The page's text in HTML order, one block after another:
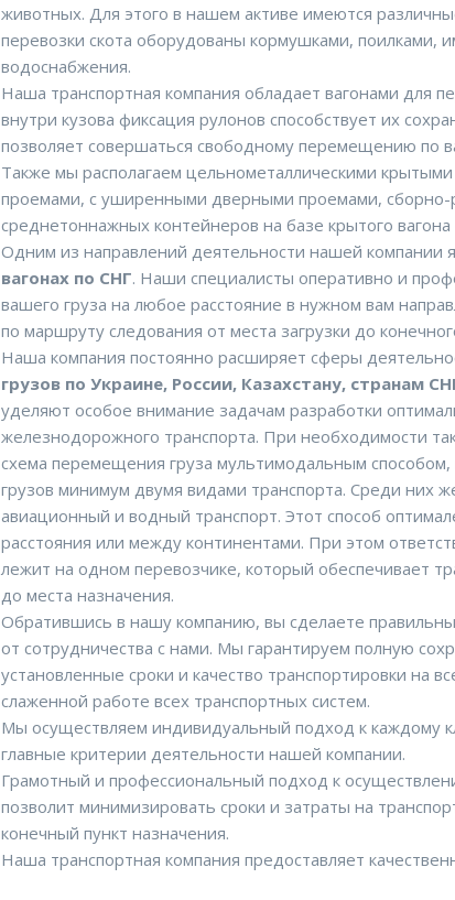
животных. Для этого в нашем активе имеются
перевозки скота оборудованы кормушками, поилками,
водоснабжения.
Наша транспортная компания обладает вагонами для
внутри кузова фиксация рулонов способствует их
позволяет совершаться свободному перемещению по
Также мы располагаем цельнометаллическими
проемами, с уширенными дверными проемами, сборно-
среднетоннажных контейнеров на базе крытого
Одним из направлений деятельности нашей компании
вагонах по СНГ. Наши специалисты оперативно и
вашего груза на любое расстояние в нужном вам
по маршруту следования от места загрузки до
Наша компания постоянно расширяет сферы
грузов по Украине, России, Казахстану, странам
уделяют особое внимание задачам разработки
железнодорожного транспорта. При необходимости
схема перемещения груза мультимодальным
грузов минимум двумя видами транспорта. Среди них
авиационный и водный транспорт. Этот способ
расстояния или между континентами. При этом
лежит на одном перевозчике, который обеспечивает
до места назначения.
Обратившись в нашу компанию, вы сделаете
от сотрудничества с нами. Мы гарантируем полную
установленные сроки и качество транспортировки на
слаженной работе всех транспортных систем.
Мы осуществляем индивидуальный подход к каждому
главные критерии деятельности нашей компании.
Грамотный и профессиональный подход к
позволит минимизировать сроки и затраты на
конечный пункт назначения.
Наша транспортная компания предоставляет